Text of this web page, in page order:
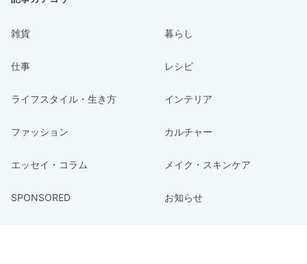
雑貨 暮らし
仕事 レシピ
ライフスタイル・生き方 インテリア
ファッション カルチャー
エッセイ・コラム メイク・スキンケア
SPONSORED お知らせ